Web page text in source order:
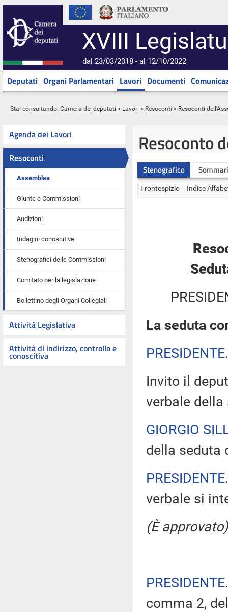
XVIII
dal 23/03/2018 - al 12/10/2022
Deputati Organi Parlamentari Lavori Documenti
Stai consultando: Camera dei deputati > Lavori > Resoconti > Resoconti
Agenda dei Lavori
Resoconti
Assemblea
Giunte e Commissioni
Audizioni
Indagini conoscitive
Stenografici delle Commissioni
Comitato per la legislazione
Bollettino degli Organi Collegiali
Attività Legislativa
Attività di indirizzo, controllo e
conoscitiva
Resoconto
Stenografico
Frontespizio Indice
La seduta
PRESIDENTE
Invito il
verbale della
GIORGIO
della seduta
PRESIDENTE
verbale si
(È approvato)
PRESIDENTE
comma 2,